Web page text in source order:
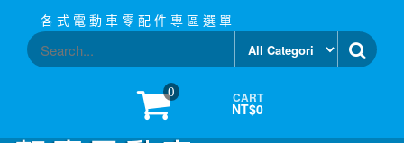
content
各 式 電 動 車 零 配 件 專 區 選 單
0 CART
NT$0